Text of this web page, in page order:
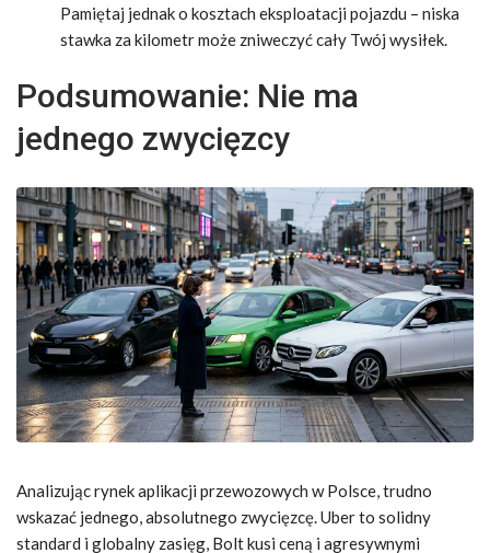
Pamiętaj jednak o kosztach eksploatacji pojazdu – niska
stawka za kilometr może zniweczyć cały Twój wysiłek.
Podsumowanie: Nie ma
jednego zwycięzcy
Analizując rynek aplikacji przewozowych w Polsce, trudno
wskazać jednego, absolutnego zwycięzcę. Uber to solidny
standard i globalny zasięg, Bolt kusi ceną i agresywnymi